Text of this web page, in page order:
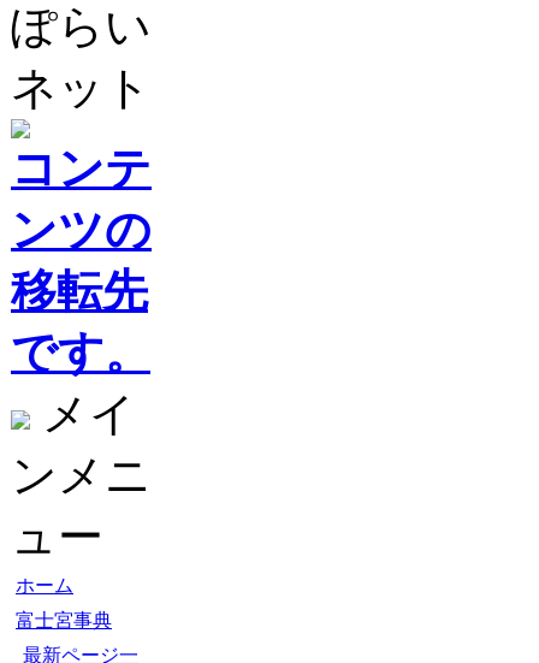
ぽらい
ネット
コンテ
ンツの
移転先
です。
メイ
ンメニ
ュー
ホーム
富士宮事典
最新ページ一